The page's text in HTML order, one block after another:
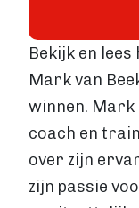
Boek
VIA BOEKHANDELS
Boek
Boek
Boek
VIA
Bekijk en
Mark van
winnen.
coach en
over zijn
zijn passie